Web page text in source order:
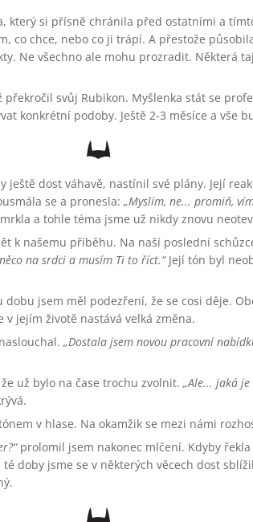
který si přísně chránila před ostatními a
co chce, nebo co ji trápí. A přestože
Ne všechno ale mohu prozradit. Některá
svůj Rubikon. Myšlenka stát se
konkrétní podoby. Ještě 2-3 měsíce a vše
dost váhavě, nastínil své plány. Její
se a pronesla: Myslím, ne... promiň,
a tohle téma jsme už nikdy znovu
k našemu příběhu. Na naší poslední
na srdci a musím Ti to říct. Její tón byl
jsem měl podezření, že se cosi děje.
jejím životě nastává velká změna.
Dostala jsem novou pracovní
už bylo na čase trochu zvolnit. Ale... jaká
v hlase. Na okamžik se mezi námi
prolomil jsem nakonec mlčení. Kdyby
doby jsme se v některých věcech dost